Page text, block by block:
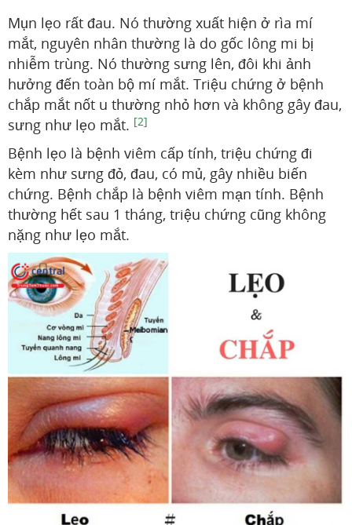
Mụn lẹo rất đau. Nó thường xuất hiện ở rìa mí
mắt, nguyên nhân thường là do gốc lông mi bị
nhiễm trùng. Nó thường sưng lên, đôi khi ảnh
hưởng đến toàn bộ mí mắt. Triệu chứng ở bệnh
chắp mắt nốt u thường nhỏ hơn và không gây đau,
sưng như lẹo mắt. [2]
Bệnh lẹo là bệnh viêm cấp tính, triệu chứng đi
kèm như sưng đỏ, đau, có mủ, gây nhiều biến
chứng. Bệnh chắp là bệnh viêm mạn tính. Bệnh
thường hết sau 1 tháng, triệu chứng cũng không
nặng như lẹo mắt.